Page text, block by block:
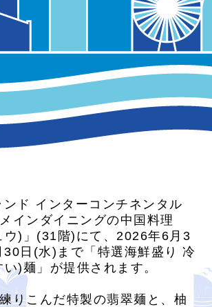
ド インターコンチネンタル
インダイニングの中国料理
ウ)」(31階)にて、2026年6月3
30日(水)まで「特選海鮮盛り 冷
)麺」が提供されます。
りこんだ特製の翡翠麺と、柚